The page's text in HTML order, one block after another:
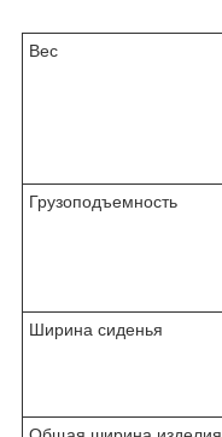
Вес
Грузоподъемность
Ширина сиденья